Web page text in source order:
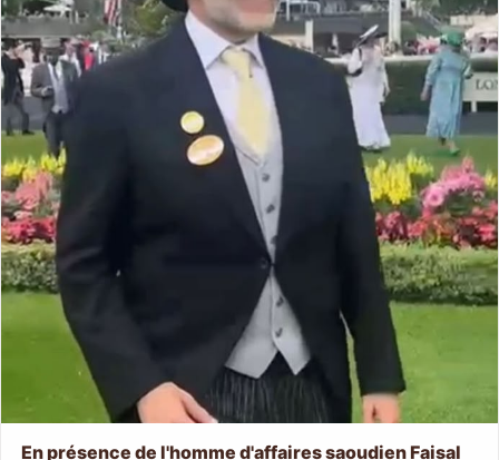
En présence de l'homme d'affaires saoudien Faisal